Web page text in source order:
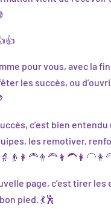
pour vous, avec la fin
les succès, ou
c’est bien entendu
les remotiver,
page, c’est tirer
pied. 💃🕺